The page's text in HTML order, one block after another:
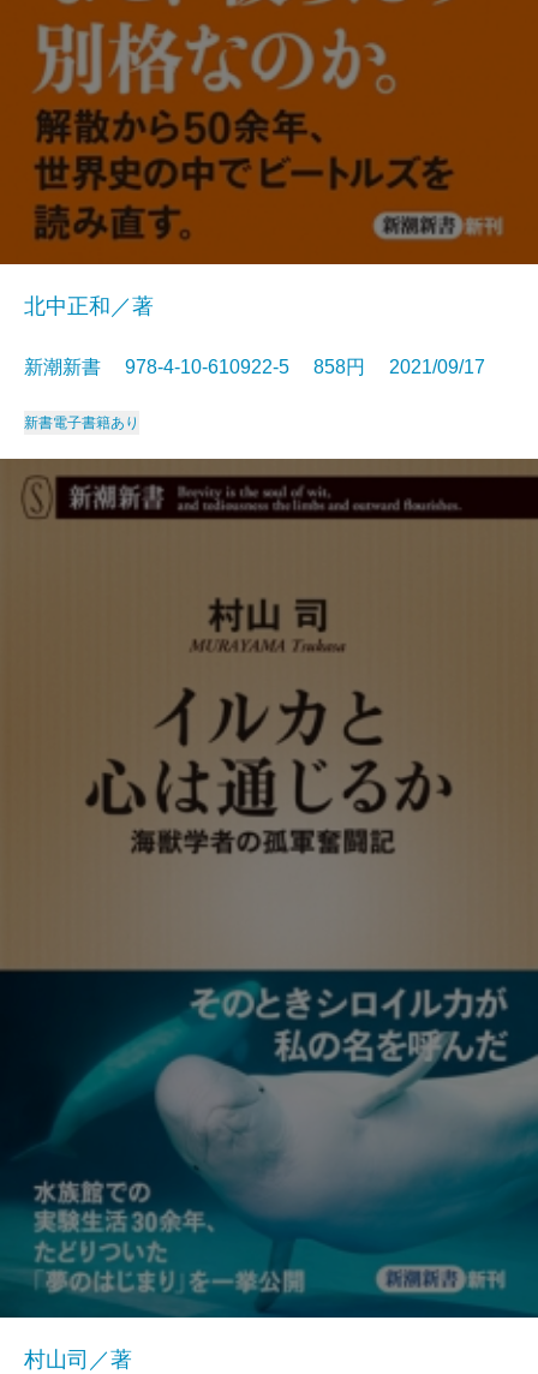
北中正和／著
新潮新書 978-4-10-610922-5 858円 2021/09/17
新書電子書籍あり
村山司／著